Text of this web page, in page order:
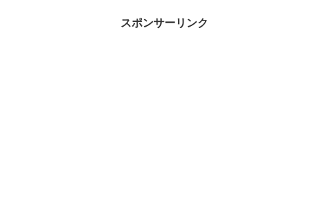
スポンサーリンク